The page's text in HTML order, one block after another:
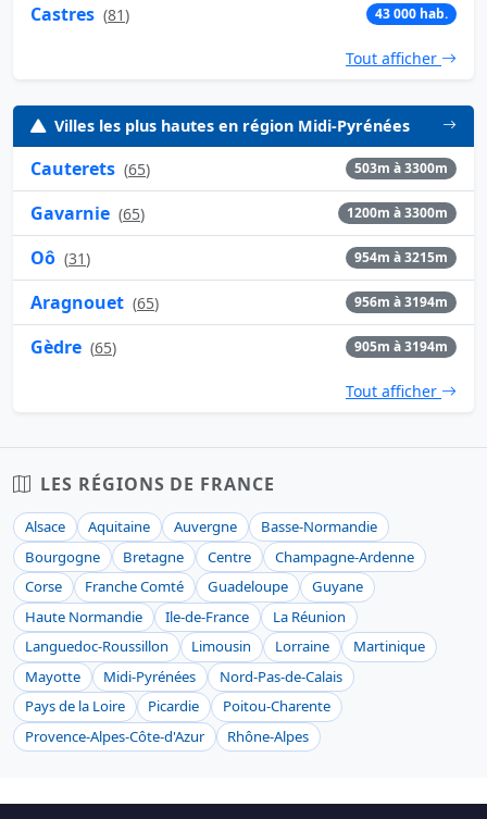
Castres (81) 43 000 hab.
Tout afficher
Villes les plus hautes en région Midi-Pyrénées
Cauterets (65) 503m à 3300m
Gavarnie (65) 1200m à 3300m
Oô (31) 954m à 3215m
Aragnouet (65) 956m à 3194m
Gèdre (65) 905m à 3194m
Tout afficher
LES RÉGIONS DE FRANCE
Alsace Aquitaine Auvergne
Basse-Normandie
Bourgogne
Bretagne Centre
Champagne-Ardenne
Corse
Franche Comté Guadeloupe
Guyane
Haute Normandie
Ile-de-France
La Réunion
Languedoc-Roussillon
Limousin Lorraine
Martinique
Mayotte
Midi-Pyrénées
Nord-Pas-de-Calais
Pays de la Loire
Picardie
Poitou-Charente
Provence-Alpes-Côte-d'Azur
Rhône-Alpes